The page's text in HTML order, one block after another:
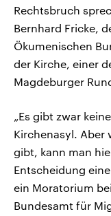
Rechtsbruch
Bernhard Fricke,
Ökumenischen
der Kirche, einer
Magdeburger
„Es gibt zwar
Kirchenasyl. Aber
gibt, kann man
Entscheidung
ein Moratorium
Bundesamt für